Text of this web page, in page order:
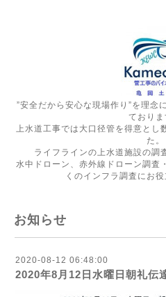
”安全だから安心な現場作り”を理念
ておりま
上水道工事では大口径管を得意とし
た。
ライフラインの上水道施設の調
水中ドローン、赤外線ドローン調査
くのインフラ調査にお
お知らせ
2020-08-12 06:48:00
2020年8月12日水曜日朝礼伝